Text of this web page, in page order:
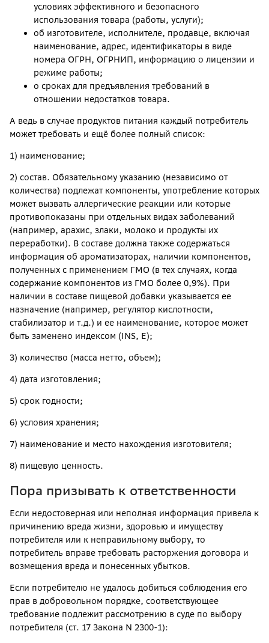
условиях эффективного и безопасного
использования товара (работы, услуги);
об изготовителе, исполнителе, продавце, включая
наименование, адрес, идентификаторы в виде
номера ОГРН, ОГРНИП, информацию о лицензии и
режиме работы;
о сроках для предъявления требований в
отношении недостатков товара.
А ведь в случае продуктов питания каждый потребитель
может требовать и ещё более полный список:
1) наименование;
2) состав. Обязательному указанию (независимо от
количества) подлежат компоненты, употребление которых
может вызвать аллергические реакции или которые
противопоказаны при отдельных видах заболеваний
(например, арахис, злаки, молоко и продукты их
переработки). В составе должна также содержаться
информация об ароматизаторах, наличии компонентов,
полученных с применением ГМО (в тех случаях, когда
содержание компонентов из ГМО более 0,9%). При
наличии в составе пищевой добавки указывается ее
назначение (например, регулятор кислотности,
стабилизатор и т.д.) и ее наименование, которое может
быть заменено индексом (INS, Е);
3) количество (масса нетто, объем);
4) дата изготовления;
5) срок годности;
6) условия хранения;
7) наименование и место нахождения изготовителя;
8) пищевую ценность.
Пора призывать к ответственности
Если недостоверная или неполная информация привела к
причинению вреда жизни, здоровью и имуществу
потребителя или к неправильному выбору, то
потребитель вправе требовать расторжения договора и
возмещения вреда и понесенных убытков.
Если потребителю не удалось добиться соблюдения его
прав в добровольном порядке, соответствующее
требование подлежит рассмотрению в суде по выбору
потребителя (ст. 17 Закона N 2300-1):